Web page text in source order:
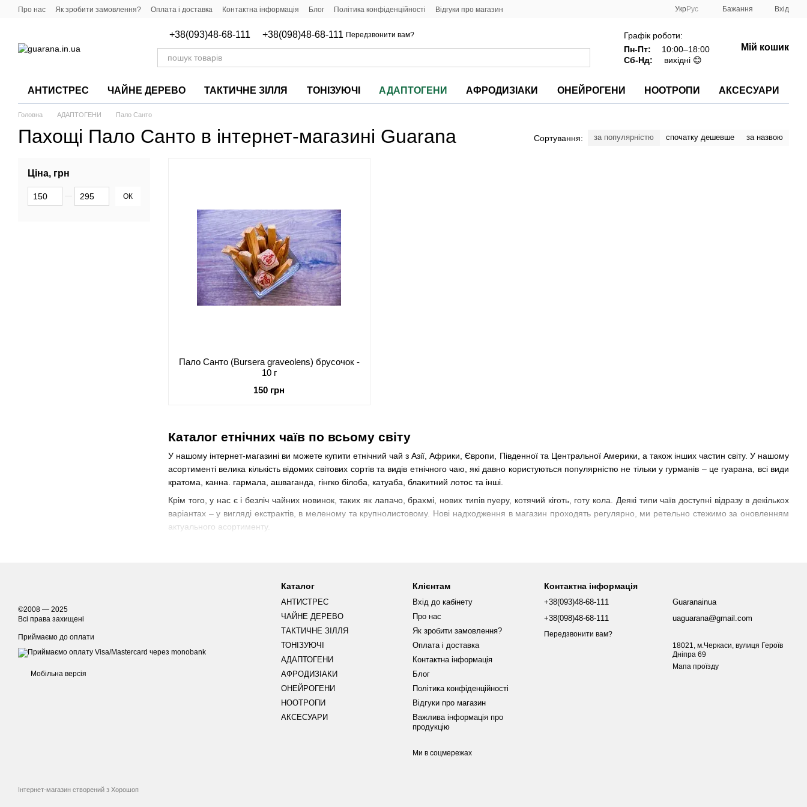
Перейти до основного контенту
Про нас Як зробити замовлення? Оплата і доставка Контактна інформація Блог Політика конфіденційності
Відгуки про магазин
УкрРус Бажання Вхід
+38(093)48-68-111 +38(098)48-68-111 Передзвонити вам?
Графік роботи:
Пн-Пт:
10:00–18:00
Сб-Нд:
вихідні 😊
Мій кошик
АНТИСТРЕС ЧАЙНЕ ДЕРЕВО ТАКТИЧНЕ ЗІЛЛЯ ТОНІЗУЮЧІ АДАПТОГЕНИ АФРОДИЗІАКИ ОНЕЙРОГЕНИ НООТРОПИ АКСЕСУАРИ
Головна АДАПТОГЕНИ Пало Санто
Пахощі Пало Санто в інтернет-магазині Guarana Сортування: за популярністю спочатку дешевше за назвою
Каталог етнічних чаїв по всьому світу
У нашому інтернет-магазині ви можете купити етнічний чай з Азії, Африки, Європи, Південної та Центральної Америки, а також інших частин світу. У нашому
асортименті велика кількість відомих світових сортів та видів етнічного чаю, які давно користуються популярністю не тільки у гурманів – це гуарана, всі види
кратома, канна. гармала, ашваганда, гінгко білоба, катуаба, блакитний лотос та інші.
Крім того, у нас є і безліч чайних новинок, таких як лапачо, брахмі, нових типів пуеру, котячий кіготь, готу кола. Деякі типи чаїв доступні відразу в декількох
варіантах – у вигляді екстрактів, в меленому та крупнолистовому. Нові надходження в магазин проходять регулярно, ми ретельно стежимо за оновленням
актуального асортименту.
Пало Санто (Bursera graveolens) брусочок -
10 г
150 грн
Ціна, грн
Від Ціна, грн
До Ціна, грн ОК
©2008 — 2025
Всі права захищені
Приймаємо до оплати
Мобільна версія
Інтернет-магазин створений з Хорошоп
Каталог
АНТИСТРЕС
ЧАЙНЕ ДЕРЕВО
ТАКТИЧНЕ ЗІЛЛЯ
ТОНІЗУЮЧІ
АДАПТОГЕНИ
АФРОДИЗІАКИ
ОНЕЙРОГЕНИ
НООТРОПИ
АКСЕСУАРИ
Клієнтам
Вхід до кабінету
Про нас
Як зробити замовлення?
Оплата і доставка
Контактна інформація
Блог
Політика конфіденційності
Відгуки про магазин
Важлива інформація про
продукцію
Ми в соцмережах
Контактна інформація
+38(093)48-68-111
+38(098)48-68-111
Передзвонити вам?
Guaranainua
uaguarana@gmail.com
18021, м.Черкаси, вулиця Героїв
Дніпра 69
Мапа проїзду